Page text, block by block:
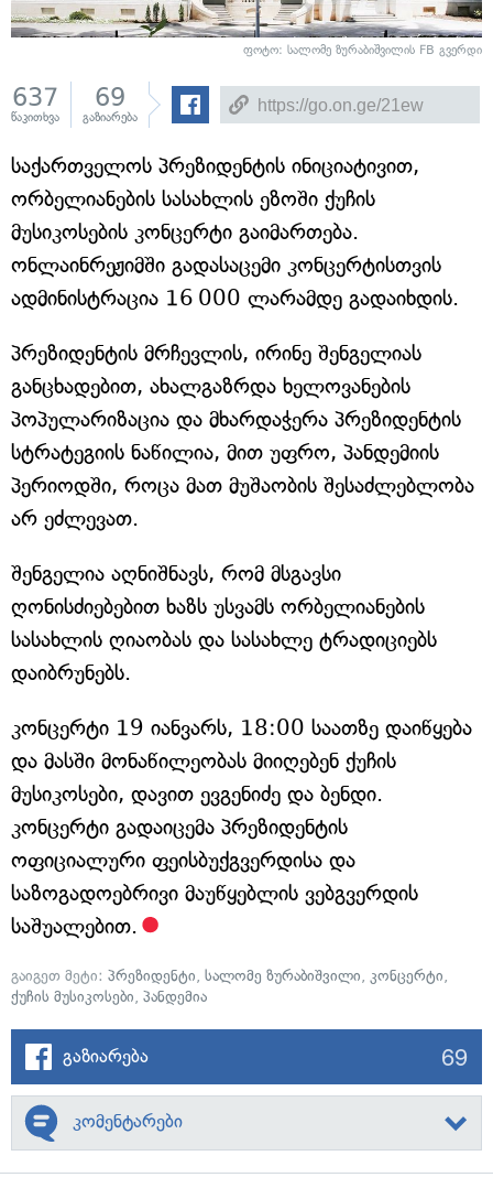
ფოტო: სალომე ზურაბიშვილის FB გვერდი
637
წაკითხვა
69
გაზიარება
საქართველოს პრეზიდენტის ინიციატივით,
ორბელიანების სასახლის ეზოში ქუჩის
მუსიკოსების კონცერტი გაიმართება.
ონლაინრეჟიმში გადასაცემი კონცერტისთვის
ადმინისტრაცია 16 000 ლარამდე გადაიხდის.
პრეზიდენტის მრჩევლის, ირინე შენგელიას
განცხადებით, ახალგაზრდა ხელოვანების
პოპულარიზაცია და მხარდაჭერა პრეზიდენტის
სტრატეგიის ნაწილია, მით უფრო, პანდემიის
პერიოდში, როცა მათ მუშაობის შესაძლებლობა
არ ეძლევათ.
შენგელია აღნიშნავს, რომ მსგავსი
ღონისძიებებით ხაზს უსვამს ორბელიანების
სასახლის ღიაობას და სასახლე ტრადიციებს
დაიბრუნებს.
კონცერტი 19 იანვარს, 18:00 საათზე დაიწყება
და მასში მონაწილეობას მიიღებენ ქუჩის
მუსიკოსები, დავით ევგენიძე და ბენდი.
კონცერტი გადაიცემა პრეზიდენტის
ოფიციალური ფეისბუქგვერდისა და
საზოგადოებრივი მაუწყებლის ვებგვერდის
საშუალებით.
გაიგეთ მეტი: პრეზიდენტი, სალომე ზურაბიშვილი, კონცერტი,
ქუჩის მუსიკოსები, პანდემია
გაზიარება 69
კომენტარები